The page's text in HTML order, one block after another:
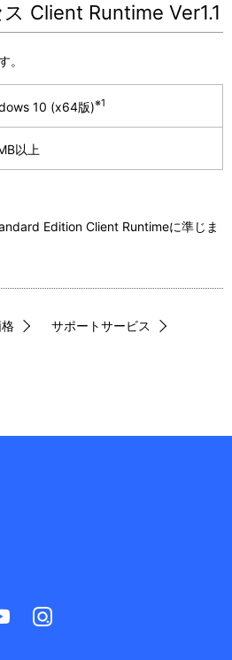
Client Runtime Ver1.1
。
10 (x64版)※1
以上
Edition Client Runtimeに準じま
サポートサービス